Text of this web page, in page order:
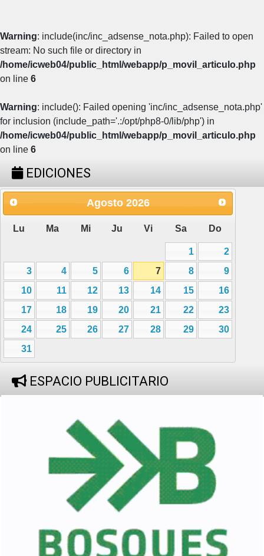
Warning: include(inc/inc_adsense_nota.php): Failed to open
stream: No such file or directory in
/home/icweb04/public_html/webapp/p_movil_articulo.php
on line 6
Warning: include(): Failed opening 'inc/inc_adsense_nota.php'
for inclusion (include_path='.:/opt/php8-0/lib/php') in
/home/icweb04/public_html/webapp/p_movil_articulo.php
on line 6
EDICIONES
Agosto 2026
Lu Ma Mi Ju Vi Sa Do
1
2
3
4 5 6 7 8
9
10
11 12 13 14 15
16
17
18 19 20 21 22
23
24
25 26 27 28 29
30
31
ESPACIO PUBLICITARIO